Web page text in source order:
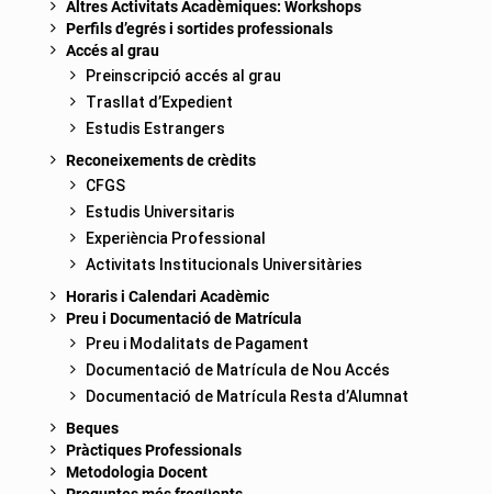
Altres Activitats Acadèmiques: Workshops
Perfils d’egrés i sortides professionals
Accés al grau
Preinscripció accés al grau
Trasllat d’Expedient
Estudis Estrangers
Reconeixements de crèdits
CFGS
Estudis Universitaris
Experiència Professional
Activitats Institucionals Universitàries
Horaris i Calendari Acadèmic
Preu i Documentació de Matrícula
Preu i Modalitats de Pagament
Documentació de Matrícula de Nou Accés
Documentació de Matrícula Resta d’Alumnat
Beques
Pràctiques Professionals
Metodologia Docent